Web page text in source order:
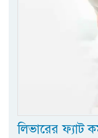
লিভারের ফ্যাট